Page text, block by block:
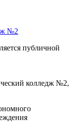
№2
публичной
колледж №2,